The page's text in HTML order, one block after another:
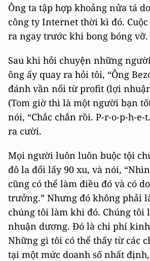
Ông ta tập hợp khoảng nửa tá
công ty Internet thời kì đó.
ra ngay trước khi bong bóng vỡ.
Sau khi hỏi chuyện những
ông ấy quay ra hỏi tôi, “Ông
đánh vần nổi từ profit (lợi
(Tom giờ thì là một người bạn
nói, “Chắc chắn rồi. P-r-o-p-h-e-
ra cười.
Mọi người luôn luôn buộc tội
đô la đổi lấy 90 xu, và nói,
cũng có thể làm điều đó và có
trưởng.” Nhưng đó không phải
chúng tôi làm khi đó. Chúng tôi
nhuận dương. Đó là chi phí
Những gì tôi có thể thấy từ các
tại một mức doanh số nhất